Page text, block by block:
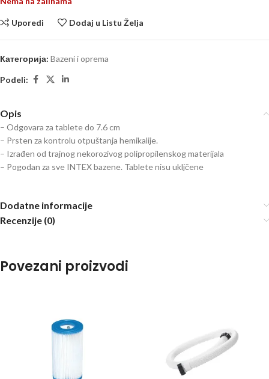
Uporedi Dodaj u Listu Želja
Категорија: Bazeni i oprema
Podeli:
Opis
– Odgovara za tablete do 7.6 cm
– Prsten za kontrolu otpuštanja hemikalije.
– Izrađen od trajnog nekorozivog polipropilenskog materijala
– Pogodan za sve INTEX bazene. Tablete nisu ukljčene
Dodatne informacije
Recenzije (0)
Povezani proizvodi